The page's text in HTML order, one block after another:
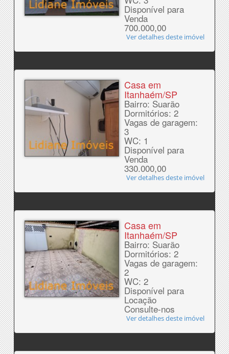
Disponível para
Venda
700.000,00
Ver detalhes deste imóvel
Casa em
Itanhaém/SP
Bairro: Suarão
Dormitórios: 2
Vagas de garagem:
3
WC: 1
Disponível para
Venda
330.000,00
Ver detalhes deste imóvel
Casa em
Itanhaém/SP
Bairro: Suarão
Dormitórios: 2
Vagas de garagem:
2
WC: 2
Disponível para
Locação
Consulte-nos
Ver detalhes deste imóvel